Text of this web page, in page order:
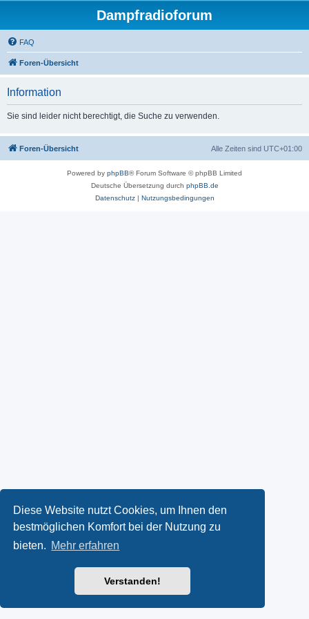
Diese Website nutzt Cookies, um Ihnen den
bestmöglichen Komfort bei der Nutzung zu
bieten. Mehr erfahren
Verstanden!
Dampfradioforum
FAQ
Foren-Übersicht
Information
Sie sind leider nicht berechtigt, die Suche zu verwenden.
Foren-Übersicht Alle Zeiten sind UTC+01:00
Powered by phpBB® Forum Software © phpBB Limited
Deutsche Übersetzung durch phpBB.de
Datenschutz| Nutzungsbedingungen